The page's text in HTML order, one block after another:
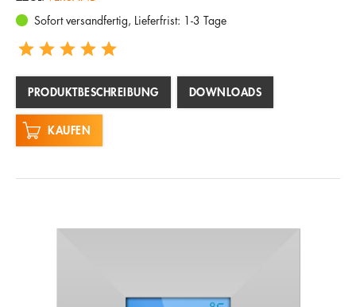
Sofort versandfertig, Lieferfrist: 1-3 Tage
PRODUKTBESCHREIBUNG DOWNLOADS
KAUFEN